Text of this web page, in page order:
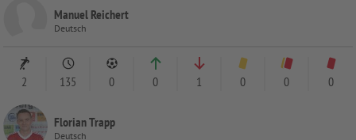
Manuel Reichert
Deutsch
2 135 0 0 1 0 0 0
Florian Trapp
Deutsch